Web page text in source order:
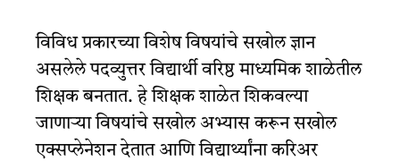
विविध प्रकारच्या विशेष विषयांचे सखोल ज्ञान
असलेले पदव्युत्तर विद्यार्थी वरिष्ठ माध्यमिक शाळेतील
शिक्षक बनतात. हे शिक्षक शाळेत शिकवल्या
जाणाऱ्या विषयांचे सखोल अभ्यास करून सखोल
एक्सप्लेनेशन देतात आणि विद्यार्थ्यांना करिअर